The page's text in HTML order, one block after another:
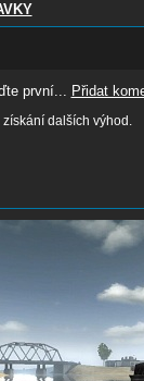
první... Přidat
dalších výhod.